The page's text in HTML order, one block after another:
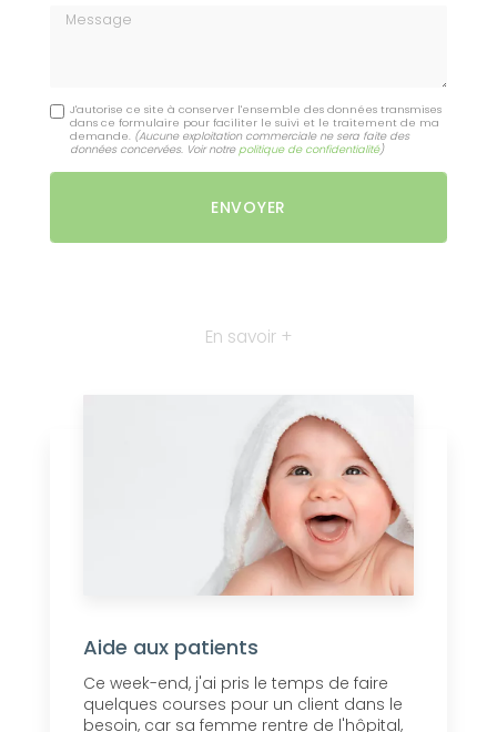
Message
J'autorise ce site à conserver l'ensemble des données transmises
dans ce formulaire pour faciliter le suivi et le traitement de ma
demande. (Aucune exploitation commerciale ne sera faite des
données concervées. Voir notre politique de confidentialité)
En savoir +
Aide aux patients
Ce week-end, j'ai pris le temps de faire
quelques courses pour un client dans le
besoin, car sa femme rentre de l'hôpital,